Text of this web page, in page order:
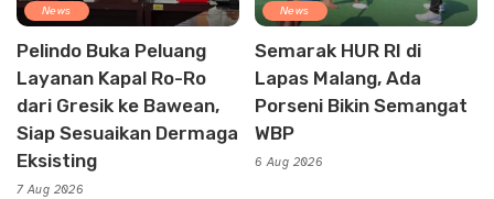
News
Pelindo Buka Peluang
Layanan Kapal Ro-Ro
dari Gresik ke Bawean,
Siap Sesuaikan Dermaga
Eksisting
7 Aug 2026
News
Semarak HUR RI di
Lapas Malang, Ada
Porseni Bikin Semangat
WBP
6 Aug 2026